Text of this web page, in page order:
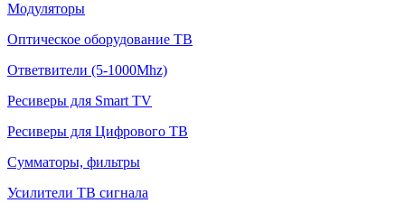
Модуляторы
Оптическое оборудование ТВ
Ответвители (5-1000Mhz)
Ресиверы для Smart TV
Ресиверы для Цифрового ТВ
Сумматоры, фильтры
Усилители ТВ сигнала